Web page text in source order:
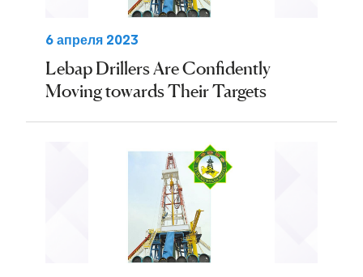
6 апреля 2023
Lebap Drillers Are Confidently
Moving towards Their Targets